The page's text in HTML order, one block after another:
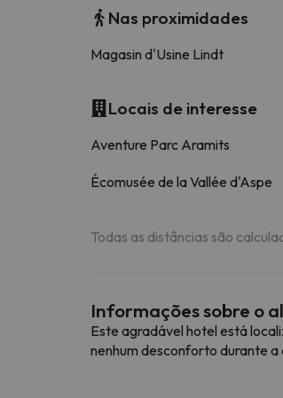
Nas proximidades
Magasin d'Usine Lindt
Locais de interesse
Aventure Parc Aramits
Écomusée de la Vallée d'Aspe
Todas as distâncias são
Informações sobre o
Este agradável hotel está
nenhum desconforto durante